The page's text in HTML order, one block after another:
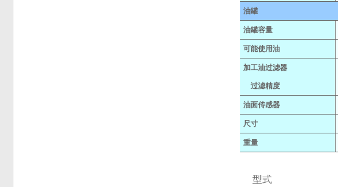
油罐
油罐容量
可能使用油
加工油过滤器
过滤精度
油面传感器
尺寸
重量
型式